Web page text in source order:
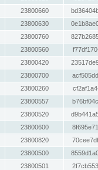
23800660
23800630
23800760
23800560
23800420
23800700
23800260
23800557
23800520
23800600
23800820
23800500
23800501